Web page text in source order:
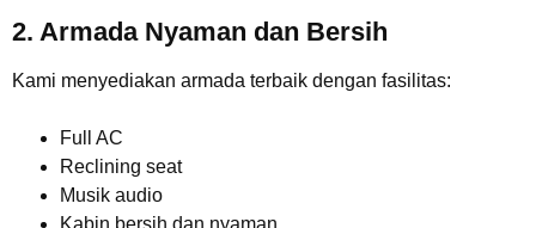
2. Armada Nyaman dan Bersih
Kami menyediakan armada terbaik dengan fasilitas:
Full AC
Reclining seat
Musik audio
Kabin bersih dan nyaman